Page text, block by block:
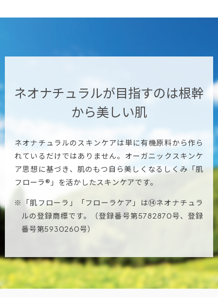
ネオナチュラルが目指すのは根幹
から美しい肌
ネオナチュラルのスキンケアは単に有機原料から作ら
れているだけではありません。オーガニックスキンケ
ア思想に基づき、肌のもつ自ら美しくなるしくみ「肌
フローラ®」を活かしたスキンケアです。
※「肌フローラ」「フローラケア」は⑭ネオナチュラ
ルの登録商標です。（登録番号第5782870号、登録
番号第5930260号）